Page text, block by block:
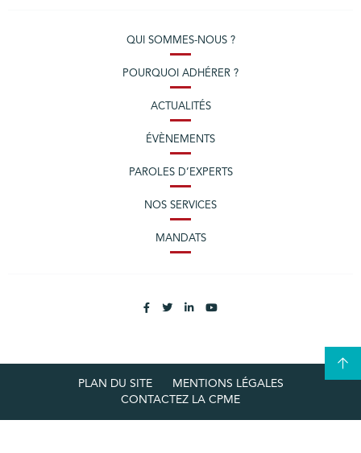
QUI SOMMES-NOUS ?
POURQUOI ADHÉRER ?
ACTUALITÉS
ÉVÈNEMENTS
PAROLES D’EXPERTS
NOS SERVICES
MANDATS
PLAN DU SITE
MENTIONS LÉGALES
CONTACTEZ LA CPME